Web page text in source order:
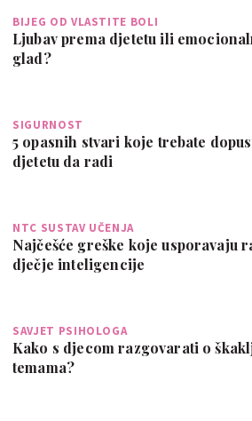
BIJEG OD VLASTITE BOLI
Ljubav prema djetetu ili
glad?
SIGURNOST
5 opasnih stvari koje trebate
djetetu da radi
NTC SUSTAV UČENJA
Najčešće greške koje usporavaju
dječje inteligencije
SAVJET PSIHOLOGA
Kako s djecom razgovarati o
temama?